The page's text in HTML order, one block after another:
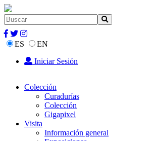
ES
EN
Iniciar Sesión
Colección
Curadurías
Colección
Gigapixel
Visita
Información general